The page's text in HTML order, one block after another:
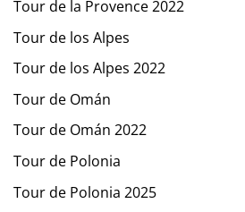
Tour de la Provence 2022
Tour de los Alpes
Tour de los Alpes 2022
Tour de Omán
Tour de Omán 2022
Tour de Polonia
Tour de Polonia 2025